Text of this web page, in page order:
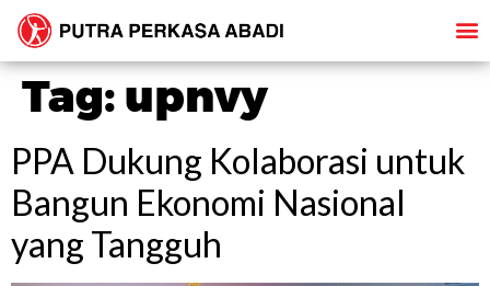
Tag: upnvy
PPA Dukung Kolaborasi untuk
Bangun Ekonomi Nasional
yang Tangguh